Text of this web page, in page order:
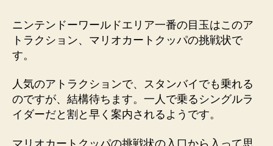
ニンテンドーワールドエリア一番の目玉はこのア
トラクション、マリオカートクッパの挑戦状で
す。
人気のアトラクションで、スタンバイでも乗れる
のですが、結構待ちます。一人で乗るシングルラ
イダーだと割と早く案内されるようです。
マリオカートクッパの挑戦状の入口から入って思